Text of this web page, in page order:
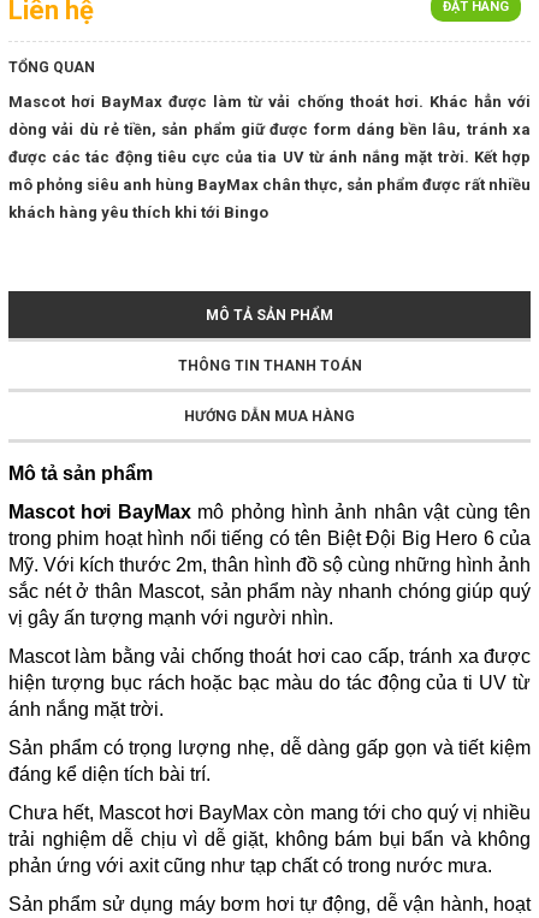
ĐẶT HÀNG
Liên hệ
TỔNG QUAN
Mascot hơi BayMax được làm từ vải chống thoát hơi. Khác hẳn với
dòng vải dù rẻ tiền, sản phẩm giữ được form dáng bền lâu, tránh xa
được các tác động tiêu cực của tia UV từ ánh nắng mặt trời. Kết hợp
mô phỏng siêu anh hùng BayMax chân thực, sản phẩm được rất nhiều
khách hàng yêu thích khi tới Bingo
MÔ TẢ SẢN PHẨM
THÔNG TIN THANH TOÁN
HƯỚNG DẪN MUA HÀNG
Mô tả sản phẩm
Mascot hơi BayMaxmô phỏng hình ảnh nhân vật cùng tên
trong phim hoạt hình nổi tiếng có tên Biệt Đội Big Hero 6 của
Mỹ. Với kích thước 2m, thân hình đồ sộ cùng những hình ảnh
sắc nét ở thân Mascot, sản phẩm này nhanh chóng giúp quý
vị gây ấn tượng mạnh với người nhìn.
Mascot làm bằng vải chống thoát hơi cao cấp, tránh xa được
hiện tượng bục rách hoặc bạc màu do tác động của ti UV từ
ánh nắng mặt trời.
Sản phẩm có trọng lượng nhẹ, dễ dàng gấp gọn và tiết kiệm
đáng kể diện tích bài trí.
Chưa hết, Mascot hơi BayMax còn mang tới cho quý vị nhiều
trải nghiệm dễ chịu vì dễ giặt, không bám bụi bẩn và không
phản ứng với axit cũng như tạp chất có trong nước mưa.
Sản phẩm sử dụng máy bơm hơi tự động, dễ vận hành, hoạt